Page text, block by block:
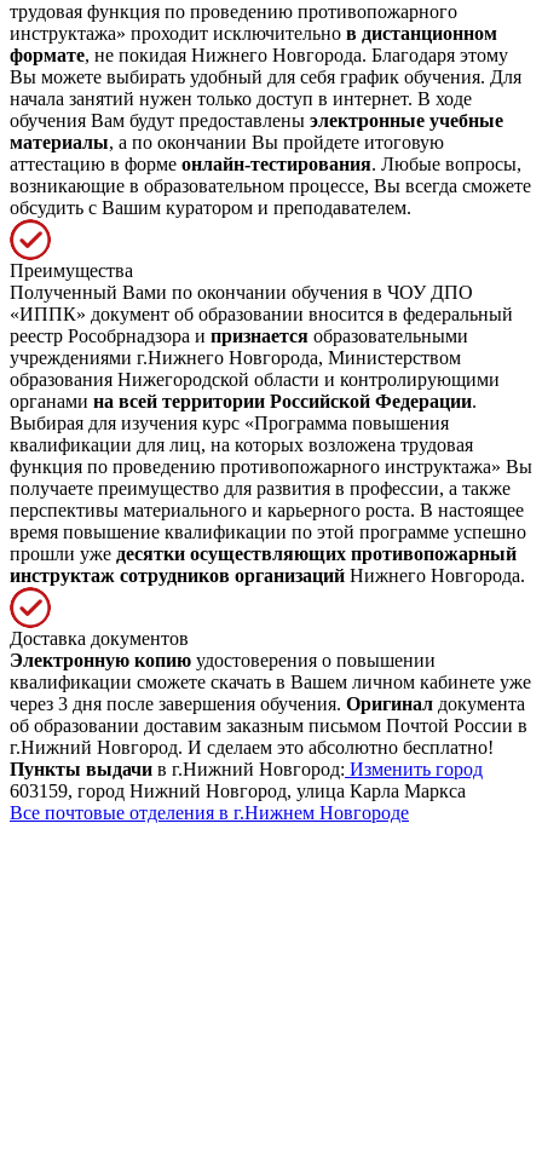
трудовая функция по проведению противопожарного
инструктажа» проходит исключительно в дистанционном
формате, не покидая Нижнего Новгорода. Благодаря этому
Вы можете выбирать удобный для себя график обучения. Для
начала занятий нужен только доступ в интернет. В ходе
обучения Вам будут предоставлены электронные учебные
материалы, а по окончании Вы пройдете итоговую
аттестацию в форме онлайн-тестирования. Любые вопросы,
возникающие в образовательном процессе, Вы всегда сможете
обсудить с Вашим куратором и преподавателем.
Преимущества
Полученный Вами по окончании обучения в ЧОУ ДПО
«ИППК» документ об образовании вносится в федеральный
реестр Рособрнадзора и признается образовательными
учреждениями г.Нижнего Новгорода, Министерством
образования Нижегородской области и контролирующими
органами на всей территории Российской Федерации.
Выбирая для изучения курс «Программа повышения
квалификации для лиц, на которых возложена трудовая
функция по проведению противопожарного инструктажа» Вы
получаете преимущество для развития в профессии, а также
перспективы материального и карьерного роста. В настоящее
время повышение квалификации по этой программе успешно
прошли уже десятки осуществляющих противопожарный
инструктаж сотрудников организаций Нижнего Новгорода.
Доставка документов
Электронную копию удостоверения о повышении
квалификации сможете скачать в Вашем личном кабинете уже
через 3 дня после завершения обучения. Оригинал документа
об образовании доставим заказным письмом Почтой России в
г.Нижний Новгород. И сделаем это абсолютно бесплатно!
Пункты выдачи в г.Нижний Новгород: Изменить город
603159, город Нижний Новгород, улица Карла Маркса
Все почтовые отделения в г.Нижнем Новгороде